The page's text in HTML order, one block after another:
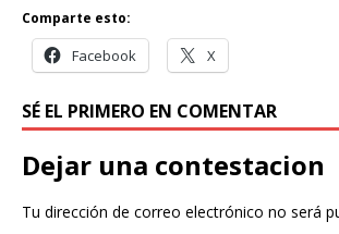
Comparte esto:
Facebook X
SÉ EL PRIMERO EN COMENTAR
Dejar una contestacion
Tu dirección de correo electrónico no será